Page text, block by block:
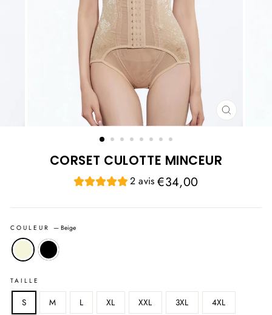
FERMER
CORSET CULOTTE MINCEUR
2 avis Prix
régulier
€34,00
COULEUR—Beige
TAILLE
S M L XL XXL 3XL 4XL